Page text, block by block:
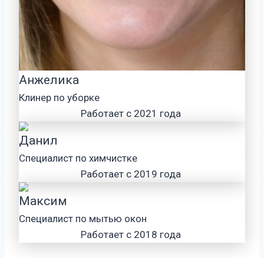
Анжелика
Клинер по уборке
Работает с 2021 года
Данил
Специалист по химчистке
Работает с 2019 года
Максим
Специалист по мытью окон
Работает с 2018 года